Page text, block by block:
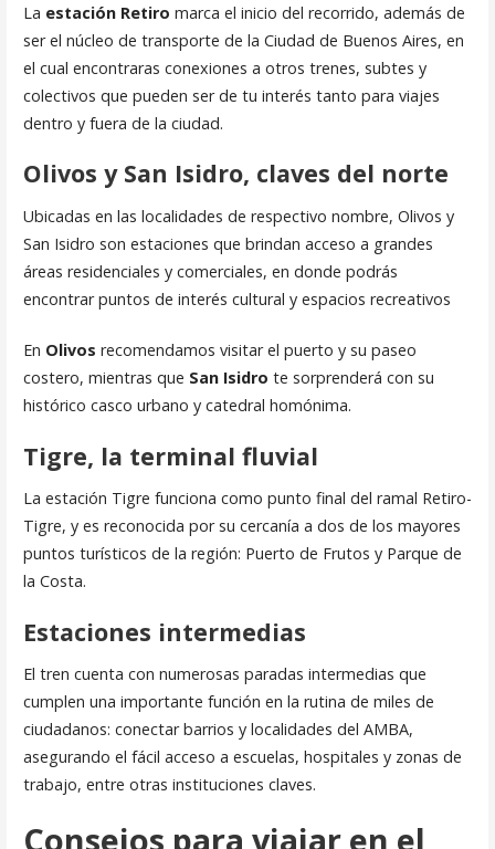
La estación Retiro marca el inicio del recorrido, además de
ser el núcleo de transporte de la Ciudad de Buenos Aires, en
el cual encontraras conexiones a otros trenes, subtes y
colectivos que pueden ser de tu interés tanto para viajes
dentro y fuera de la ciudad.
Olivos y San Isidro, claves del norte
Ubicadas en las localidades de respectivo nombre, Olivos y
San Isidro son estaciones que brindan acceso a grandes
áreas residenciales y comerciales, en donde podrás
encontrar puntos de interés cultural y espacios recreativos
En Olivos recomendamos visitar el puerto y su paseo
costero, mientras que San Isidro te sorprenderá con su
histórico casco urbano y catedral homónima.
Tigre, la terminal fluvial
La estación Tigre funciona como punto final del ramal Retiro-
Tigre, y es reconocida por su cercanía a dos de los mayores
puntos turísticos de la región: Puerto de Frutos y Parque de
la Costa.
Estaciones intermedias
El tren cuenta con numerosas paradas intermedias que
cumplen una importante función en la rutina de miles de
ciudadanos: conectar barrios y localidades del AMBA,
asegurando el fácil acceso a escuelas, hospitales y zonas de
trabajo, entre otras instituciones claves.
Consejos para viajar en el